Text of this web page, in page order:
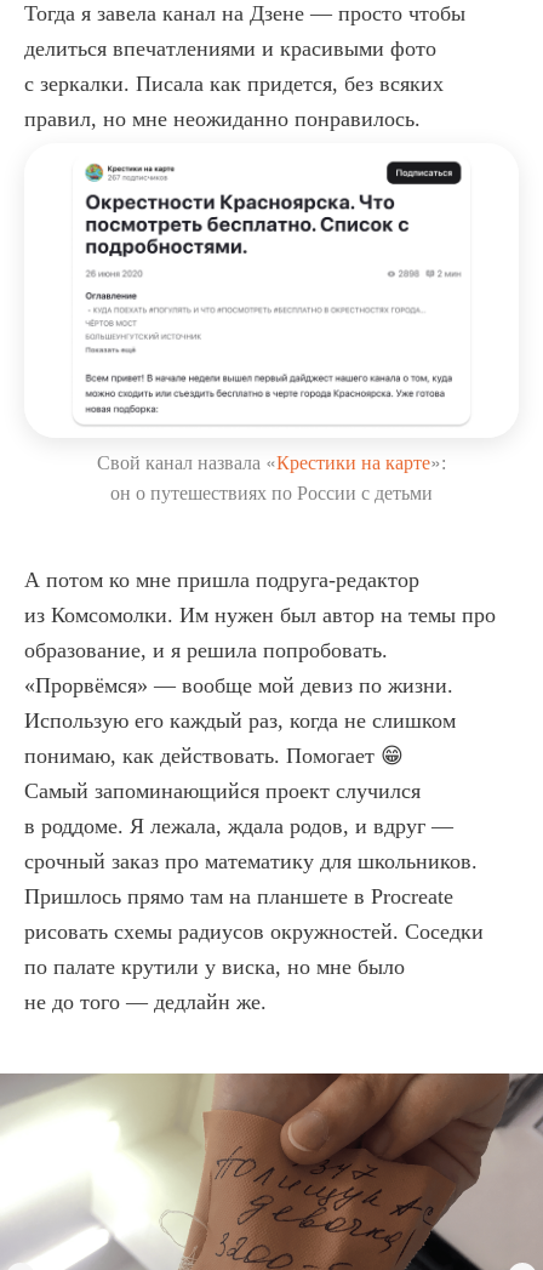
Тогда я завела канал на Дзене — просто чтобы
делиться впечатлениями и красивыми фото
с зеркалки. Писала как придется, без всяких
правил, но мне неожиданно понравилось.
Свой канал назвала «Крестики на карте»:
он о путешествиях по России с детьми
А потом ко мне пришла подруга-редактор
из Комсомолки. Им нужен был автор на темы про
образование, и я решила попробовать.
«Прорвёмся» — вообще мой девиз по жизни.
Использую его каждый раз, когда не слишком
понимаю, как действовать. Помогает 😁
Самый запоминающийся проект случился
в роддоме. Я лежала, ждала родов, и вдруг —
срочный заказ про математику для школьников.
Пришлось прямо там на планшете в Procreate
рисовать схемы радиусов окружностей. Соседки
по палате крутили у виска, но мне было
не до того — дедлайн же.